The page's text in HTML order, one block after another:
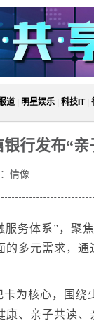
道 明星娱乐 科技IT|
行发布“
情像
务体系”，聚
多元需求，
为核心，围绕
、亲子共读